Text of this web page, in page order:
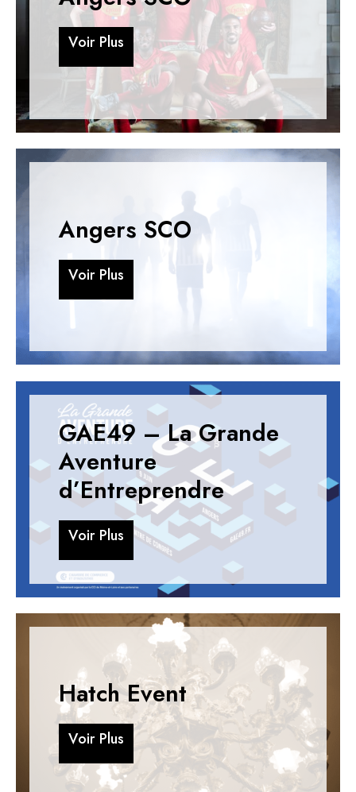
Voir Plus
Voir Plus
Angers SCO
Voir Plus
Voir Plus
GAE49 – La Grande
Aventure
d’Entreprendre
Voir Plus
Voir Plus
Hatch Event
Voir Plus
Voir Plus